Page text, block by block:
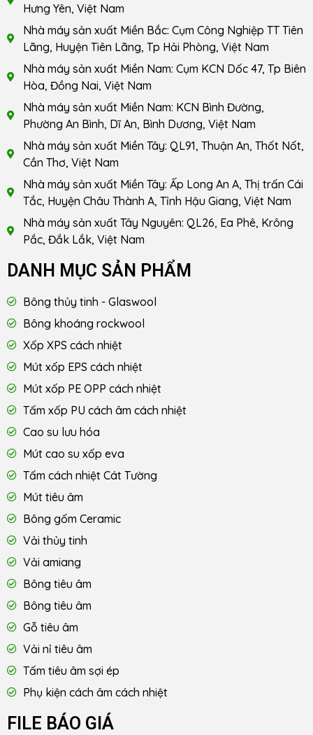
Hưng Yên, Việt Nam
Nhà máy sản xuất Miền Bắc: Cụm Công Nghiệp TT Tiên
Lãng, Huyện Tiên Lãng, Tp Hải Phòng, Việt Nam
Nhà máy sản xuất Miền Nam: Cụm KCN Dốc 47, Tp Biên
Hòa, Đồng Nai, Việt Nam
Nhà máy sản xuất Miền Nam: KCN Bình Đường,
Phường An Bình, Dĩ An, Bình Dương, Việt Nam
Nhà máy sản xuất Miền Tây: QL91, Thuận An, Thốt Nốt,
Cần Thơ, Việt Nam
Nhà máy sản xuất Miền Tây: Ấp Long An A, Thị trấn Cái
Tắc, Huyện Châu Thành A, Tỉnh Hậu Giang, Việt Nam
Nhà máy sản xuất Tây Nguyên: QL26, Ea Phê, Krông
Pắc, Đắk Lắk, Việt Nam
DANH MỤC SẢN PHẨM
Bông thủy tinh - Glaswool
Bông khoáng rockwool
Xốp XPS cách nhiệt
Mút xốp EPS cách nhiệt
Mút xốp PE OPP cách nhiệt
Tấm xốp PU cách âm cách nhiệt
Cao su lưu hóa
Mút cao su xốp eva
Tấm cách nhiệt Cát Tường
Mút tiêu âm
Bông gốm Ceramic
Vải thủy tinh
Vải amiang
Bông tiêu âm
Bông tiêu âm
Gỗ tiêu âm
Vải nỉ tiêu âm
Tấm tiêu âm sợi ép
Phụ kiện cách âm cách nhiệt
FILE BÁO GIÁ